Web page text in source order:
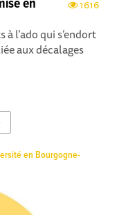
1616
en
l’ado qui s’endort
aux décalages
en Bourgogne-